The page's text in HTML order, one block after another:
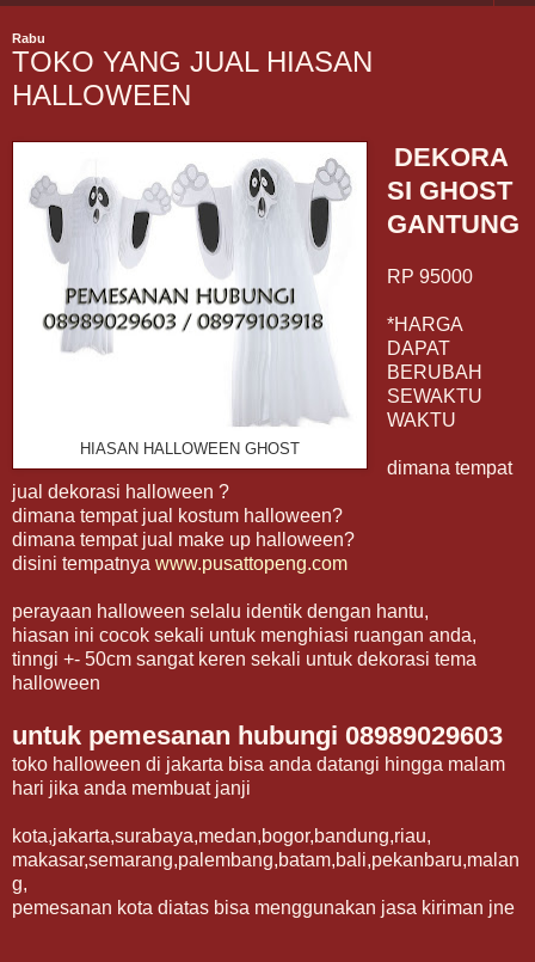
Rabu
TOKO YANG JUAL HIASAN
HALLOWEEN
HIASAN HALLOWEEN GHOST
DEKORA
SI GHOST
GANTUNG
RP 95000
*HARGA
DAPAT
BERUBAH
SEWAKTU
WAKTU
dimana tempat
jual dekorasi halloween ?
dimana tempat jual kostum halloween?
dimana tempat jual make up halloween?
disini tempatnya www.pusattopeng.com
perayaan halloween selalu identik dengan hantu,
hiasan ini cocok sekali untuk menghiasi ruangan anda,
tinngi +- 50cm sangat keren sekali untuk dekorasi tema
halloween
untuk pemesanan hubungi 08989029603
toko halloween di jakarta bisa anda datangi hingga malam
hari jika anda membuat janji
kota,jakarta,surabaya,medan,bogor,bandung,riau,
makasar,semarang,palembang,batam,bali,pekanbaru,malan
g,
pemesanan kota diatas bisa menggunakan jasa kiriman jne